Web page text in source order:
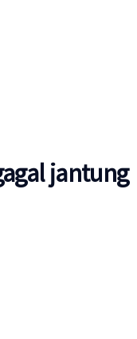
jantung